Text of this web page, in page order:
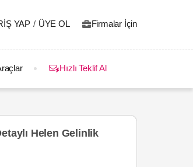
YAP / ÜYE OL Firmalar İçin
Hızlı Teklif Al
Helen Gelinlik